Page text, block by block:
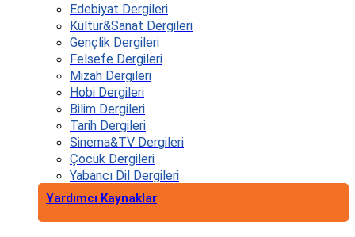
Edebiyat Dergileri
Kültür&Sanat Dergileri
Gençlik Dergileri
Felsefe Dergileri
Mizah Dergileri
Hobi Dergileri
Bilim Dergileri
Tarih Dergileri
Sinema&TV Dergileri
Çocuk Dergileri
Yabancı Dil Dergileri
Yardımcı Kaynaklar